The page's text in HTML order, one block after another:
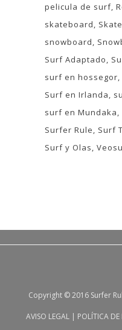
pelicula de surf
skateboard
snowboard
Surf Adaptado
surf en hossegor
Surf en Irlanda
surf en Mundaka
Surfer Rule
Surf
Surf y Olas
Copyright © 2016 Surfer
AVISO LEGAL| POLÍTICA